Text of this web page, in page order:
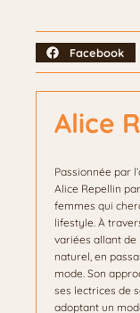
Facebook
Alice
Passionnée par
Alice Repellin
femmes qui
lifestyle. À
variées allant de
naturel, en
mode. Son
ses lectrices de
adoptant un